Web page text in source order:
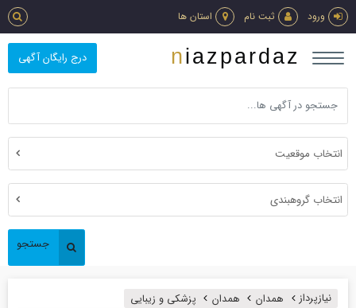
ورود ثبت نام استان ها
درج رایگان آگهی niazpardaz
انتخاب موقعیت
انتخاب گروهبندی
جستجو
نیازپرداز همدان همدان پزشكي و زيبايي